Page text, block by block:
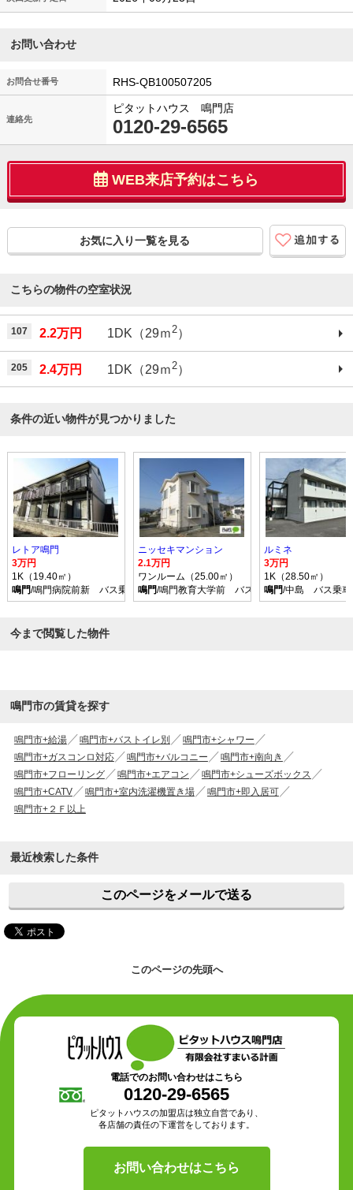
お問い合わせ
お問合せ番号 RHS-QB100507205
連絡先
ピタットハウス 鳴門店
0120-29-6565
WEB来店予約はこちら
お気に入り一覧を見る
こちらの物件の空室状況
107 2.2万円 1DK（29ｍ2）
205 2.4万円 1DK（29ｍ 2）
条件の近い物件が見つかりました
レトア鳴門
3万円
1K（19.40㎡）
鳴門/鳴門病院前新 バス乗車時間5分 停歩5分
ニッセキマンション
2.1万円
ワンルーム（25.00㎡）
鳴門/鳴門教育大学前 バス乗車時間14分 停歩5
ルミネ
3万円
1K（28.50㎡）
鳴門/中島 バス乗
今まで閲覧した物件
鳴門市の賃貸を探す
鳴門市+給湯 鳴門市+バストイレ別
鳴門市+シャワー
鳴門市+ガスコンロ対応
鳴門市+バルコニー
鳴門市+南向き
鳴門市+フローリング
鳴門市+エアコン
鳴門市+シューズボックス
鳴門市+CATV
鳴門市+室内洗濯機置き場
鳴門市+即入居可
鳴門市+２Ｆ以上
最近検索した条件
このページをメールで送る
このページの先頭へ
電話でのお問い合わせはこちら
0120-29-6565
ピタットハウスの加盟店は独立自営であり、
各店舗の責任の下運営をしております。
お問い合わせはこちら